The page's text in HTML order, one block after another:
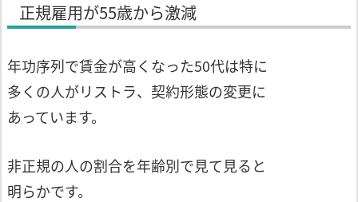
正規雇用が55歳から激減
年功序列で賃金が高くなった50代は特に
多くの人がリストラ、契約形態の変更に
あっています。
非正規の人の割合を年齢別で見て見ると
明らかです。